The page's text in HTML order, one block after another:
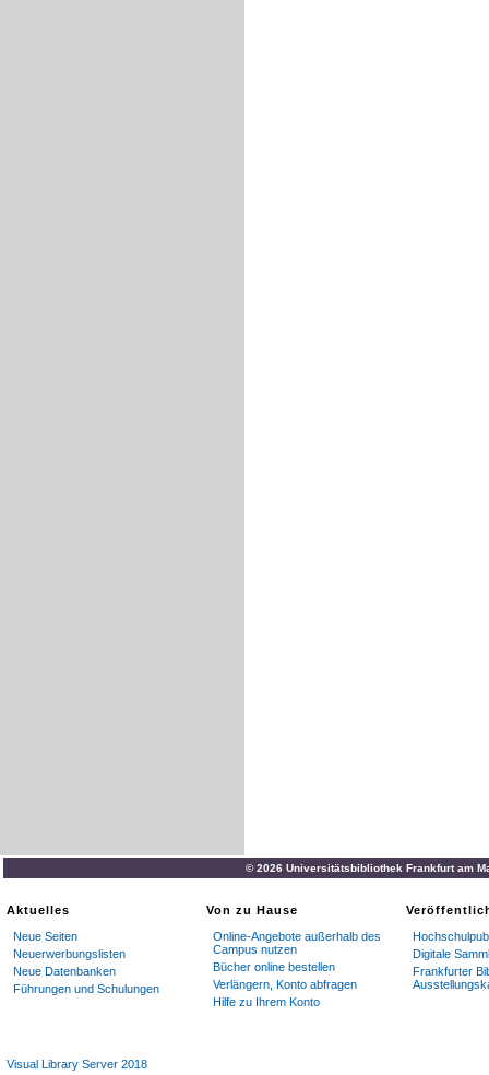
© 2026 Universitätsbibliothek Frankfurt am
Aktuelles
Neue Seiten
Neuerwerbungslisten
Neue Datenbanken
Führungen und Schulungen
Von zu Hause
Online-Angebote außerhalb des
Campus nutzen
Bücher online bestellen
Verlängern, Konto abfragen
Hilfe zu Ihrem Konto
Digitale
Frankfurter
Visual Library Server 2018